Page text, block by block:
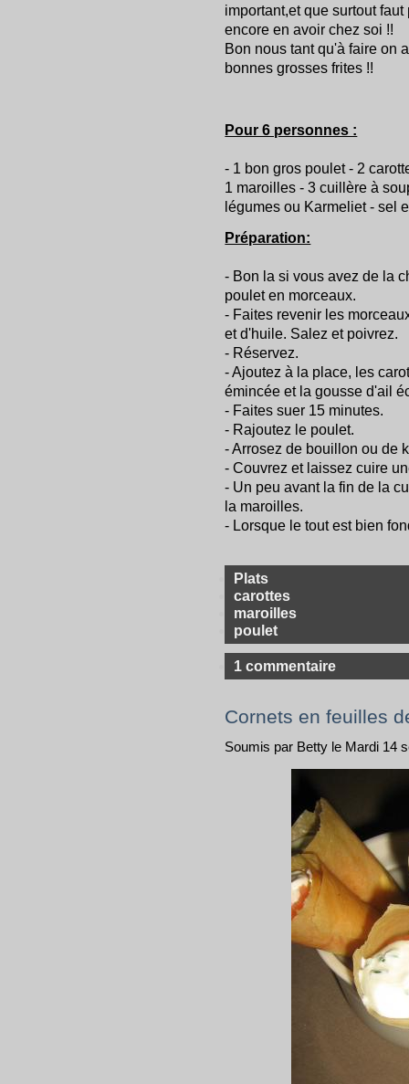
important,et que surtout
encore en avoir chez soi !!
Bon nous tant qu'à faire on
bonnes grosses frites !!
Pour 6 personnes :
- 1 bon gros poulet - 2
1 maroilles - 3 cuillère à
légumes ou Karmeliet - sel
Préparation:
- Bon la si vous avez de la
poulet en morceaux.
- Faites revenir les
et d'huile. Salez et poivrez.
- Réservez.
- Ajoutez à la place, les
émincée et la gousse d'ail
- Faites suer 15 minutes.
- Rajoutez le poulet.
- Arrosez de bouillon ou de
- Couvrez et laissez cuire
- Un peu avant la fin de la
la maroilles.
- Lorsque le tout est bien
Plats
carottes
maroilles
poulet
1 commentaire
Cornets en feuilles
Soumis par Betty le Mardi 14